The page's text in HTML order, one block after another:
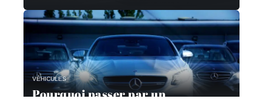
VÉHICULES
Pourquoi passer par un